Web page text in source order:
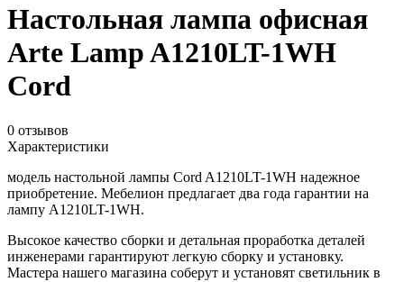
Настольная лампа офисная
Arte Lamp A1210LT-1WH
Cord
0 отзывов
Характеристики
модель настольной лампы Cord A1210LT-1WH надежное
приобретение. Мебелион предлагает два года гарантии на
лампу A1210LT-1WH.
Высокое качество сборки и детальная проработка деталей
инженерами гарантируют легкую сборку и установку.
Мастера нашего магазина соберут и установят светильник в